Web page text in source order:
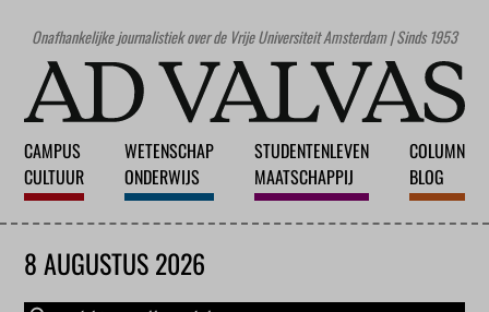
Onafhankelijke journalistiek over de Vrije Universiteit Amsterdam | Sinds 1953
CAMPUS
CULTUUR
WETENSCHAP
ONDERWIJS
STUDENTENLEVEN
MAATSCHAPPIJ
COLUMN
BLOG
8 AUGUSTUS 2026